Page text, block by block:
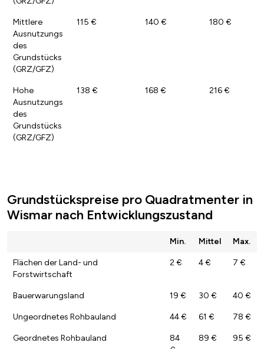
Mittlere
Ausnutzungs
des
Grundstücks
(GRZ/GFZ)
115 € 140 € 180 €
Hohe
Ausnutzungs
des
Grundstücks
(GRZ/GFZ)
138 € 168 € 216 €
Grundstückspreise pro Quadratmenter in
Wismar nach Entwicklungszustand
Min. Mittel Max.
Flächen der Land- und
Forstwirtschaft
2 € 4 € 7 €
Bauerwarungsland 19 € 30 € 40 €
Ungeordnetes Rohbauland 44 € 61 € 78 €
Geordnetes Rohbauland
84
89 € 95 €